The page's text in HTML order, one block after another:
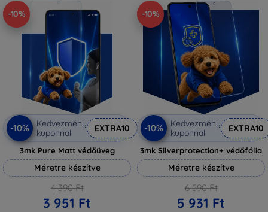
-10%
-10%
Kedvezmény
kuponnal
EXTRA10
3mk Pure Matt védőüveg
Méretre készítve
4 390 Ft
3 951 Ft
-10%
-10%
Kedvezmény
kuponnal
EXTRA10
3mk Silverprotection+ védőfólia
Méretre készítve
6 590 Ft
5 931 Ft